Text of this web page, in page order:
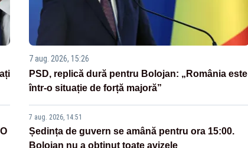
7 aug. 2026, 15:26
PSD, replică dură pentru Bolojan: „România este
într-o situație de forță majoră”
7 aug. 2026, 14:51
Ședința de guvern se amână pentru ora 15:00.
Bolojan nu a obținut toate avizele